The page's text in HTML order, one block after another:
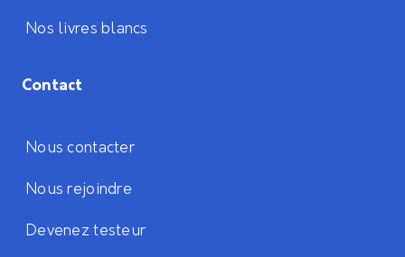
Nos livres blancs
Contact
Nous contacter
Nous rejoindre
Devenez testeur